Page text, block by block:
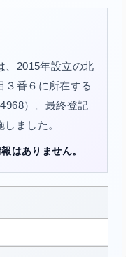
、2015年設立の北
３番６に所在する
）。最終登記
ました。
はありません。